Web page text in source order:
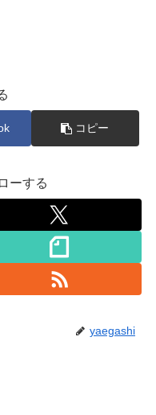
コピー
ーする
yaegashi